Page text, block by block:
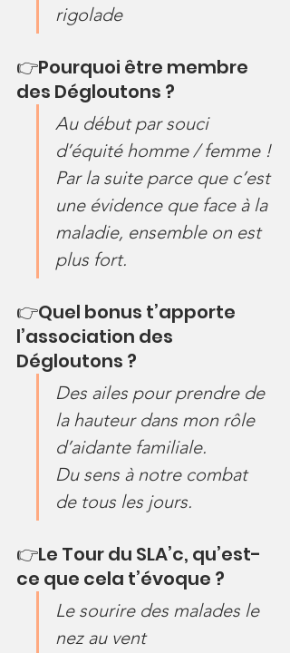
rigolade
👉Pourquoi être membre
des Dégloutons ?
Au début par souci
d’équité homme / femme !
Par la suite parce que c’est
une évidence que face à la
maladie, ensemble on est
plus fort.
👉Quel bonus t’apporte
l’association des
Dégloutons ?
Des ailes pour prendre de
la hauteur dans mon rôle
d’aidante familiale.
Du sens à notre combat
de tous les jours.
👉Le Tour du SLA’c, qu’est-
ce que cela t’évoque ?
Le sourire des malades le
nez au vent